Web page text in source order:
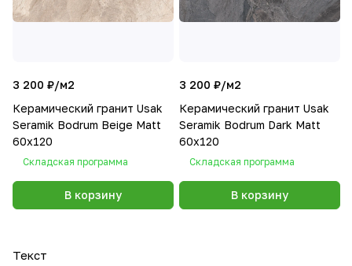
3 200 ₽/м2
Керамический гранит Usak
Seramik Bodrum Beige Matt
60x120
Складская программа
В корзину
3 200 ₽/м2
Керамический гранит Usak
Seramik Bodrum Dark Matt
60x120
Складская программа
В корзину
Текст